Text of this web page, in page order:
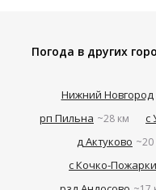
Погода в других
Нижний Новгород
рп Пильна ~28 км с
д Актуково ~20
с Кочко-Пожарки